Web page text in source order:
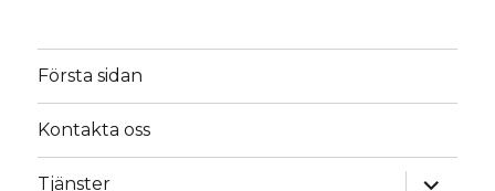
Första sidan
Kontakta oss
Tjänster